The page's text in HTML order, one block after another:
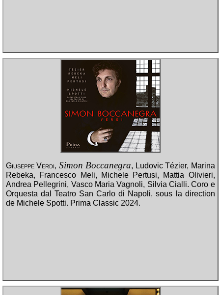
Giuseppe Verdi, Simon Boccanegra, Ludovic Tézier, Marina
Rebeka, Francesco Meli, Michele Pertusi, Mattia Olivieri,
Andrea Pellegrini, Vasco Maria Vagnoli, Silvia Cialli. Coro e
Orquesta dal Teatro San Carlo di Napoli, sous la direction
de Michele Spotti. Prima Classic 2024.